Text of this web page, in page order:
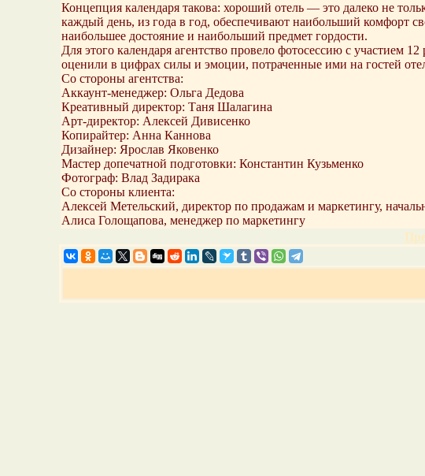
Концепция календаря такова: хороший отель — это далеко не
каждый день, из года в год, обеспечивают наибольший комфорт
наибольшее достояние и наибольший предмет гордости.
Для этого календаря агентство провело фотосессию с участием
оценили в цифрах силы и эмоции, потраченные ими на гостей
Со стороны агентства:
Аккаунт-менеджер: Ольга Дедова
Креативный директор: Таня Шалагина
Арт-директор: Алексей Дивисенко
Копирайтер: Анна Каннова
Дизайнер: Ярослав Яковенко
Мастер допечатной подготовки: Константин Кузьменко
Фотограф: Влад Задирака
Со стороны клиента:
Алексей Метельский, директор по продажам и маркетингу,
Алиса Голощапова, менеджер по маркетингу